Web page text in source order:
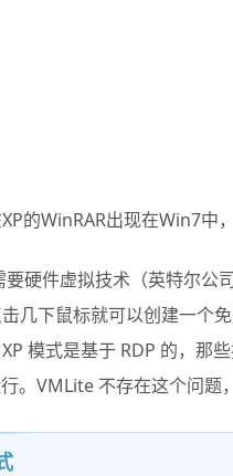
的WinRAR出现在Win7中
硬件虚拟技术（英特尔公
几下鼠标就可以创建一个免
模式是基于 RDP 的，那
。VMLite 不存在这个问题